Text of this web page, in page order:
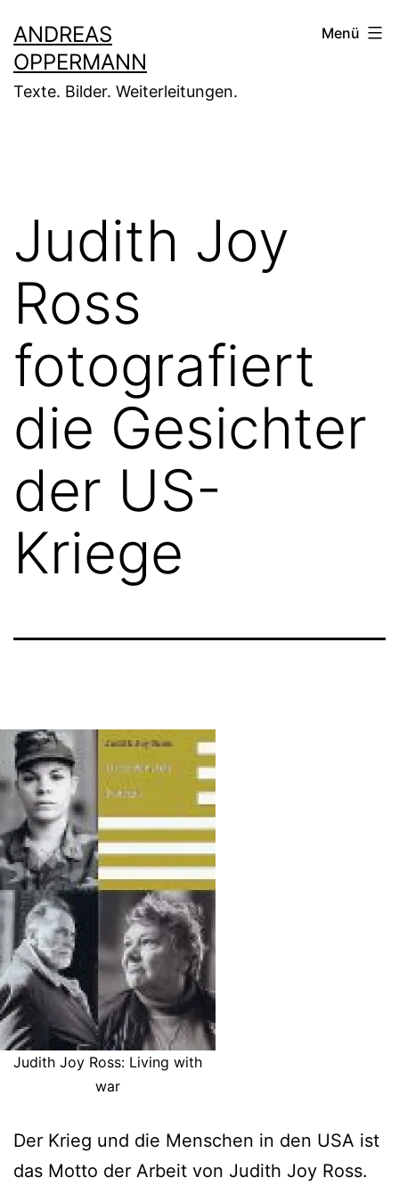
Inhalt
springen
ANDREAS
OPPERMANN
Texte. Bilder. Weiterleitungen.
Menü
Judith Joy
Ross
fotografiert
die Gesichter
der US-
Kriege
Judith Joy Ross: Living with
war
Der Krieg und die Menschen in den USA ist
das Motto der Arbeit von Judith Joy Ross.